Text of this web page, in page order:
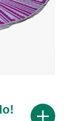
Mostrar